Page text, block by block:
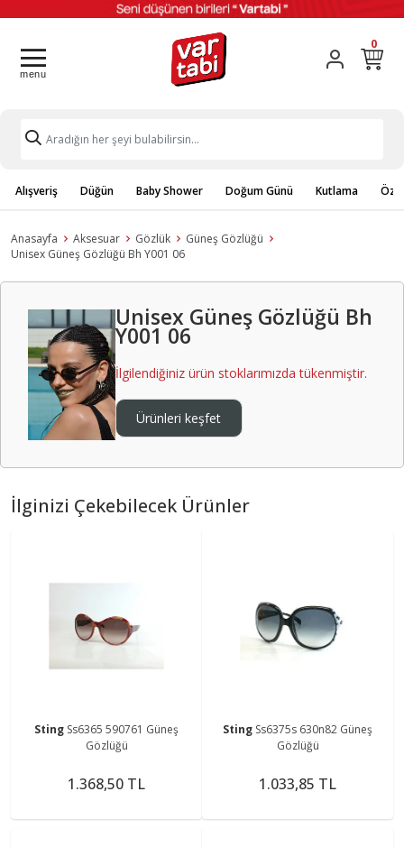
0
Alışveriş Düğün Baby Shower Doğum Günü Kutlama
Anasayfa Aksesuar Gözlük
Güneş Gözlüğü
Unisex Güneş Gözlüğü Bh Y001 06
Unisex Güneş Gözlüğü Bh
Y001 06
İlgilendiğiniz ürün stoklarımızda tükenmiştir.
Ürünleri keşfet
İlginizi Çekebilecek Ürünler
Sting Ss6365 590761 Güneş
Gözlüğü
1.368,50 TL
Sting Ss6375s 630n82 Güneş
Gözlüğü
1.033,85 TL